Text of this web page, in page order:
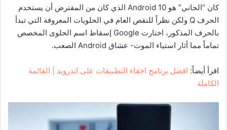
كان “الجاني” هو Android 10 الذي كان من المفترض أن يستخدم
الحرف Q ولكن نظراً للنقص العام في الحلويات المعروفة التي تبدأ
بالحرف المذكور، اختارت Google إسقاط اسم الحلوى المخصص
تماماً مما أثار استياء الموت- عشاق Android الصعب.
اقرأ أيضاً: افضل برنامج اخفاء التطبيقات على اندرويد | القائمة
الكاملة